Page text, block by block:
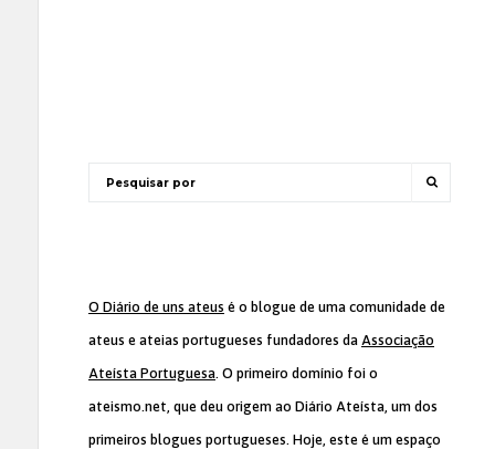
O Diário de uns ateus é o blogue de uma comunidade de
ateus e ateias portugueses fundadores da Associação
Ateísta Portuguesa. O primeiro domínio foi o
ateismo.net, que deu origem ao Diário Ateísta, um dos
primeiros blogues portugueses. Hoje, este é um espaço